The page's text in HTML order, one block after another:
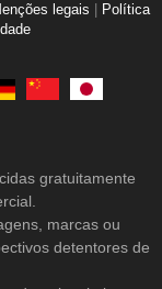
legais
Política
gratuitamente
marcas ou
detentores de